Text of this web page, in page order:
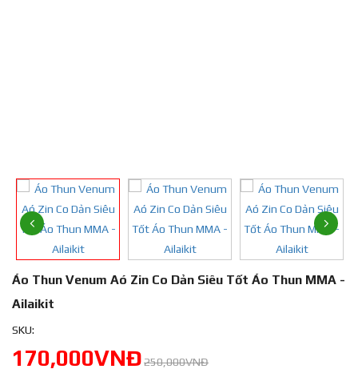
Áo Thun Venum Aó Zin Co Dản Siêu Tốt Áo Thun MMA -
Ailaikit
SKU:
170,000VNĐ250,000VNĐ